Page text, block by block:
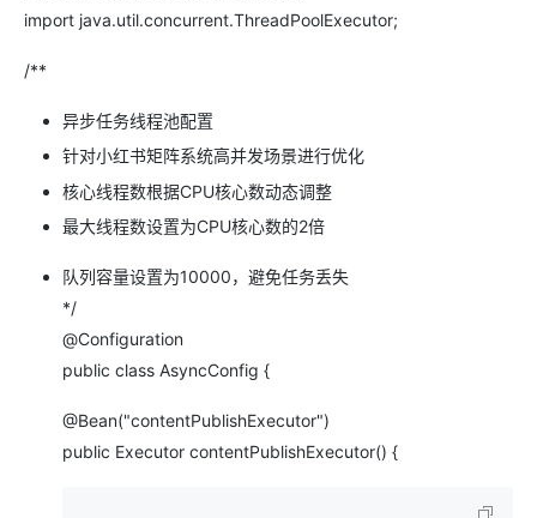
import java.util.concurrent.ThreadPoolExecutor;
/**
异步任务线程池配置
针对小红书矩阵系统高并发场景进行优化
核心线程数根据CPU核心数动态调整
最大线程数设置为CPU核心数的2倍
队列容量设置为10000，避免任务丢失
*/
@Configuration
public class AsyncConfig {
@Bean("contentPublishExecutor")
public Executor contentPublishExecutor() {